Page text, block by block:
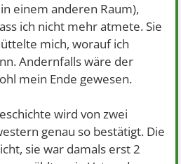
einem anderen Raum),
ich nicht mehr atmete. Sie
mich, worauf ich
Andernfalls wäre der
mein Ende gewesen.
wird von zwei
genau so bestätigt. Die
sie war damals erst 2